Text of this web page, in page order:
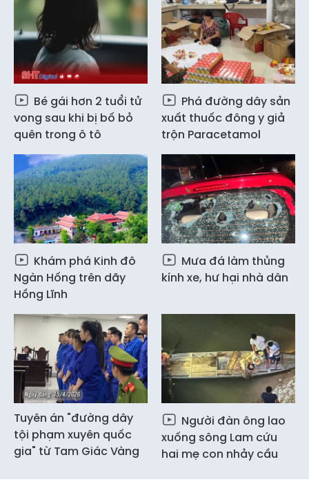
Bé gái hơn 2 tuổi tử
vong sau khi bị bố bỏ
quên trong ô tô
Phá đường dây sản
xuất thuốc đông y giả
trộn Paracetamol
Khám phá Kinh đô
Ngàn Hống trên dãy
Hồng Lĩnh
Mưa đá làm thủng
kính xe, hư hại nhà dân
Tuyên án "đường dây
tội phạm xuyên quốc
gia" từ Tam Giác Vàng
Người đàn ông lao
xuống sông Lam cứu
hai mẹ con nhảy cầu